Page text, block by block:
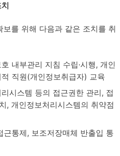
를 위해 다음과 같은 조치를 취
내부관리 지침 수립·시행, 개인
직원(개인정보취급자) 교육
시스템 등의 접근권한 관리, 접
, 개인정보처리시스템의 취약점
근통제, 보조저장매체 반출입 통